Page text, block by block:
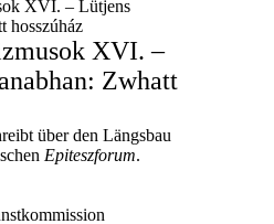
XVI. –
Zwhatt
über den Längsbau
Epiteszforum.